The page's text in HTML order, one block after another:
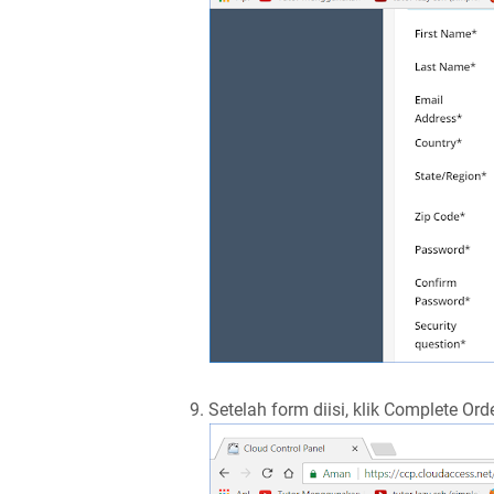
9. Setelah form diisi, klik Complete